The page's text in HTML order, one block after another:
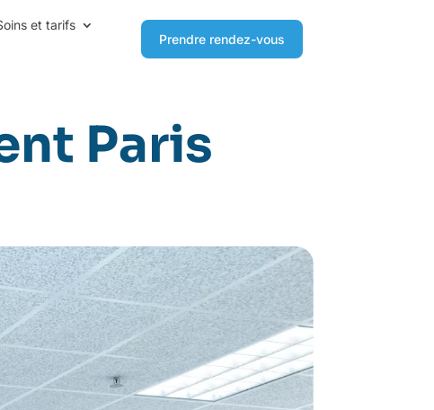
et tarifs
Prendre rendez-vous
Paris